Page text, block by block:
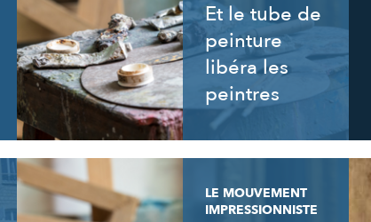
Et le tube de
peinture
libéra les
peintres
LE MOUVEMENT
IMPRESSIONNISTE